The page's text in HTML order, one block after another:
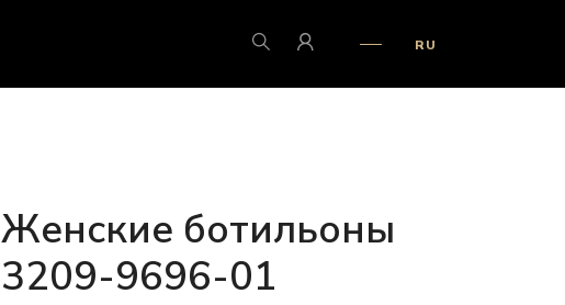
RU
Женские ботильоны
3209-9696-01